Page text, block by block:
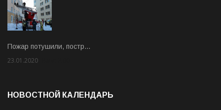
Пожар потушили, постр…
23.01.2020
НОВОСТНОЙ КАЛЕНДАРЬ